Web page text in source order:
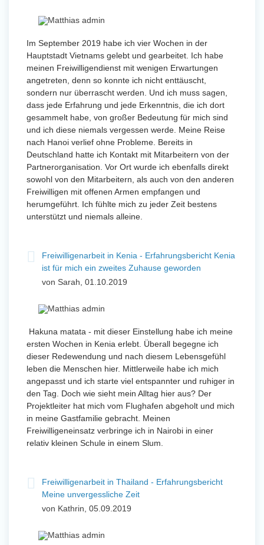
Im September 2019 habe ich vier Wochen in der
Hauptstadt Vietnams gelebt und gearbeitet. Ich habe
meinen Freiwilligendienst mit wenigen Erwartungen
angetreten, denn so konnte ich nicht enttäuscht,
sondern nur überrascht werden. Und ich muss sagen,
dass jede Erfahrung und jede Erkenntnis, die ich dort
gesammelt habe, von großer Bedeutung für mich sind
und ich diese niemals vergessen werde. Meine Reise
nach Hanoi verlief ohne Probleme. Bereits in
Deutschland hatte ich Kontakt mit Mitarbeitern von der
Partnerorganisation. Vor Ort wurde ich ebenfalls direkt
sowohl von den Mitarbeitern, als auch von den anderen
Freiwilligen mit offenen Armen empfangen und
herumgeführt. Ich fühlte mich zu jeder Zeit bestens
unterstützt und niemals alleine.
Freiwilligenarbeit in Kenia - Erfahrungsbericht Kenia
ist für mich ein zweites Zuhause geworden
von Sarah, 01.10.2019
Hakuna matata - mit dieser Einstellung habe ich meine
ersten Wochen in Kenia erlebt. Überall begegne ich
dieser Redewendung und nach diesem Lebensgefühl
leben die Menschen hier. Mittlerweile habe ich mich
angepasst und ich starte viel entspannter und ruhiger in
den Tag. Doch wie sieht mein Alltag hier aus? Der
Projektleiter hat mich vom Flughafen abgeholt und mich
in meine Gastfamilie gebracht. Meinen
Freiwilligeneinsatz verbringe ich in Nairobi in einer
relativ kleinen Schule in einem Slum.
Freiwilligenarbeit in Thailand - Erfahrungsbericht
Meine unvergessliche Zeit
von Kathrin, 05.09.2019